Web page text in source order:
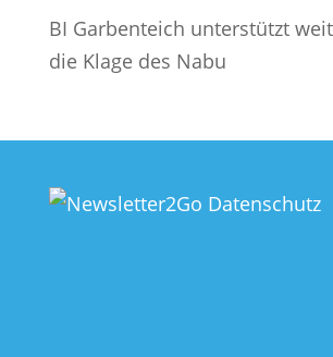
BI Garbenteich unterstützt
die Klage des Nabu